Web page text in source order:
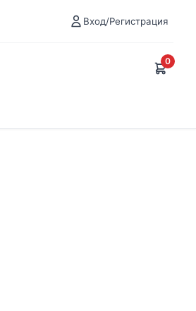
Вход/Регистрация
0